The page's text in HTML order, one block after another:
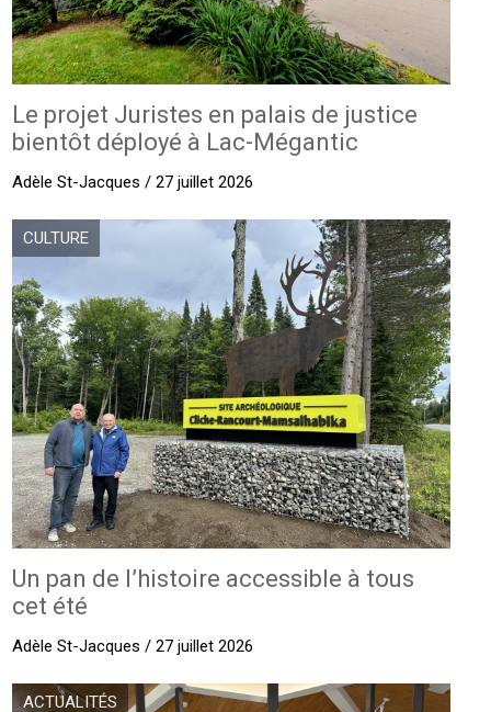
Le projet Juristes en palais de justice
bientôt déployé à Lac-Mégantic
Adèle St-Jacques / 27 juillet 2026
CULTURE
Un pan de l’histoire accessible à tous
cet été
Adèle St-Jacques / 27 juillet 2026
ACTUALITÉS